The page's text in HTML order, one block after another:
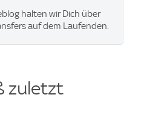
halten wir Dich über
auf dem Laufenden.
zuletzt